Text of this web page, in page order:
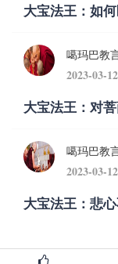
大宝法王：如
噶玛巴教
2023-03-
大宝法王：对
噶玛巴教
2023-03-
大宝法王：悲